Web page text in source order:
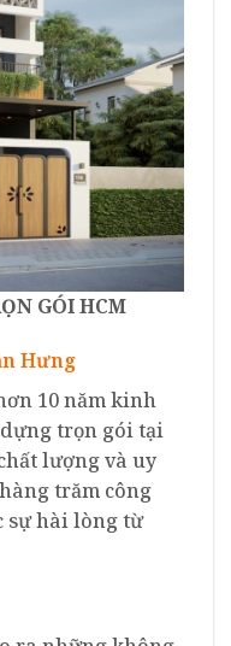
GÓI HCM
Hưng
10 năm kinh
trọn gói tại
lượng và uy
trăm công
sự hài lòng từ